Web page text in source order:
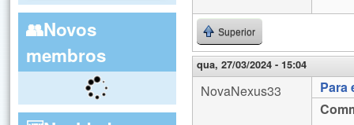
Superior
qua, 27/03/2024 - 15:04
NovaNexus33
Para
👥Novos
membros